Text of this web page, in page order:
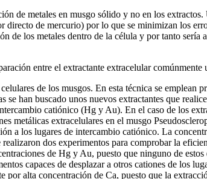
de metales en musgo sólido y no en los
de mercurio) por lo que se minimizan los
los metales dentro de la célula y por tanto sería
entre el extractante extracelular
de los musgos. En esta técnica se emplean
han buscado unos nuevos extractantes que
catiónico (Hg y Au). En el caso de los
metálicas extracelulares en el musgo
a los lugares de intercambio catiónico. La
dos experimentos para comprobar la
de Hg y Au, puesto que ninguno de
capaces de desplazar a otros cationes de los
por alta concentración de Ca, puesto que la